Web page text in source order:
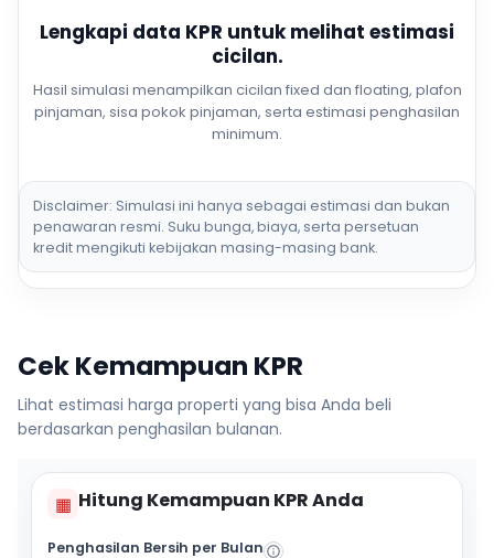
Lengkapi data KPR untuk melihat estimasi
cicilan.
Hasil simulasi menampilkan cicilan fixed dan floating, plafon
pinjaman, sisa pokok pinjaman, serta estimasi penghasilan
minimum.
Disclaimer: Simulasi ini hanya sebagai estimasi dan bukan
penawaran resmi. Suku bunga, biaya, serta persetuan
kredit mengikuti kebijakan masing-masing bank.
Cek Kemampuan KPR
Lihat estimasi harga properti yang bisa Anda beli
berdasarkan penghasilan bulanan.
▦ Hitung Kemampuan KPR Anda
Penghasilan Bersih per Bulan